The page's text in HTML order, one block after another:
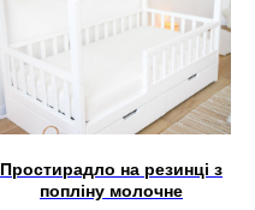
Простирадло на резинці з
попліну молочне